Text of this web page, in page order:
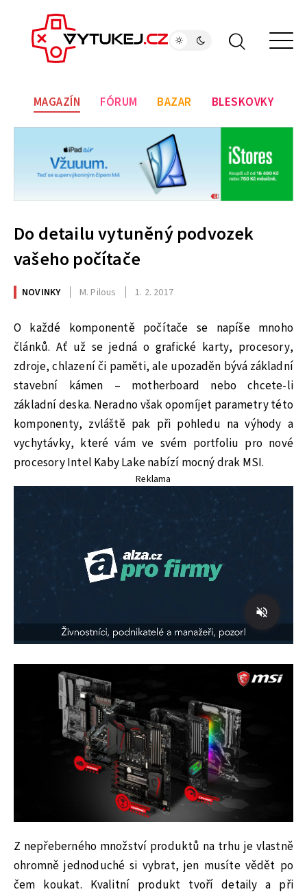
MAGAZÍN FÓRUM BAZAR BLESKOVKY
Do detailu vytuněný podvozek
vašeho počítače
NOVINKY M. Pilous 1. 2. 2017
O každé komponentě počítače se napíše mnoho
článků. Ať už se jedná o grafické karty, procesory,
zdroje, chlazení či paměti, ale upozaděn bývá základní
stavební kámen – motherboard nebo chcete-li
základní deska. Neradno však opomíjet parametry této
komponenty, zvláště pak při pohledu na výhody a
vychytávky, které vám ve svém portfoliu pro nové
procesory Intel Kaby Lake nabízí mocný drak MSI.
Reklama
Z nepřeberného množství produktů na trhu je vlastně
ohromně jednoduché si vybrat, jen musíte vědět po
čem koukat. Kvalitní produkt tvoří detaily a při